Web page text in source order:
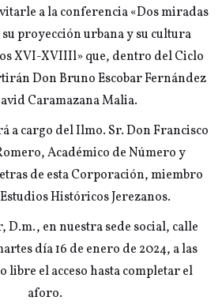
a la conferencia «Dos miradas
proyección urbana y su cultura
XVI-XVIIIl» que, dentro del Ciclo
Don Bruno Escobar Fernández
Caramazana Malia.
a cargo del Ilmo. Sr. Don Francisco
Académico de Número y
de esta Corporación, miembro
Históricos Jerezanos.
D.m., en nuestra sede social, calle
día 16 de enero de 2024, a las
libre el acceso hasta completar el
aforo.